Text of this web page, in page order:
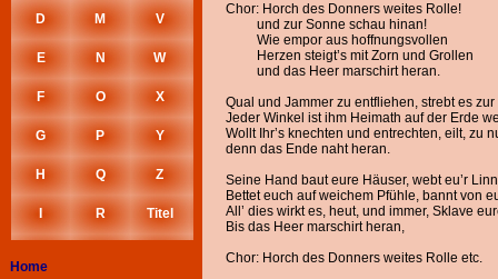
Chor: Horch des Donners weites Rolle!
und zur Sonne schau hinan!
Wie empor aus hoffnungsvollen
Herzen steigt’s mit Zorn und Grollen
und das Heer marschirt heran.
Qual und Jammer zu entfliehen, strebt es
Jeder Winkel ist ihm Heimath auf der Erde
Wollt Ihr’s knechten und entrechten, eilt, zu
denn das Ende naht heran.
Seine Hand baut eure Häuser, webt eu’r
Bettet euch auf weichem Pfühle, bannt von
All’ dies wirkt es, heut, und immer, Sklave
Bis das Heer marschirt heran,
Chor: Horch des Donners weites Rolle etc.
D M V
E N W
F O X
G P Y
H Q Z
R Titel
Home